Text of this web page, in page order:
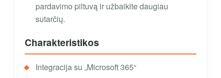
pardavimo piltuvą ir užbaikite daugiau
sutarčių.
Charakteristikos
Integracija su „Microsoft 365“